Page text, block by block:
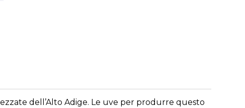
dell’Alto Adige. Le uve per produrre questo